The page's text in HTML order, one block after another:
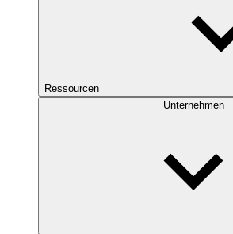
Ressourcen
Unternehmen